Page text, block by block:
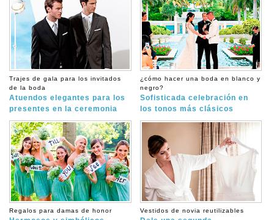
Trajes de gala para los invitados
de la boda
Atuendos elegantes para los
presentes en la ceremonia
¿cómo hacer una boda en blanco y
negro?
Sofisticada celebración en
los tonos más clásicos
Regalos para damas de honor Vestidos de novia reutilizables